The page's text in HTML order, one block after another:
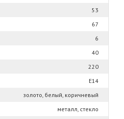
53
67
6
40
220
Е14
золото, белый, коричневый
металл, стекло